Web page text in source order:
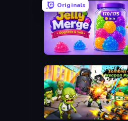
Originals
Jelly Merge: Upgrade & Sell
Zombies 4 Weapon Merge